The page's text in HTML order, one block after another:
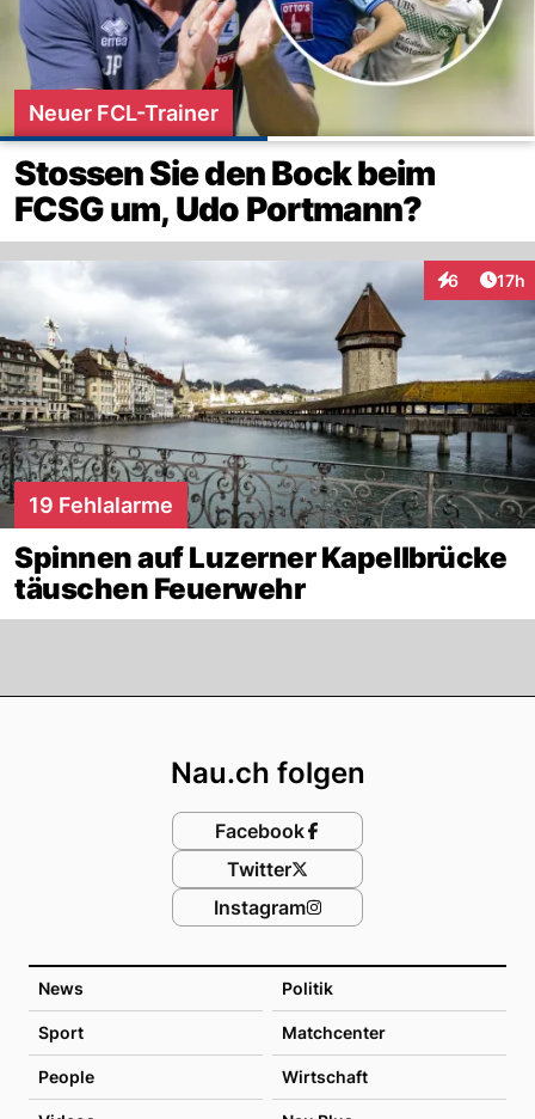
Neuer FCL-Trainer
Stossen Sie den Bock beim
FCSG um, Udo Portmann?
6 17h
19 Fehlalarme
Spinnen auf Luzerner Kapellbrücke
täuschen Feuerwehr
News Politik
Sport Matchcenter
People Wirtschaft
Nau.ch folgen
Facebook
Twitter
Instagram